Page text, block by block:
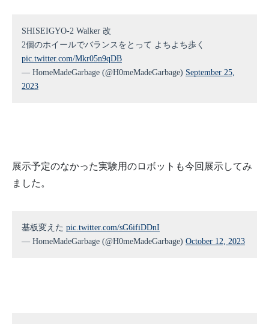
SHISEIGYO-2 Walker 改
2個のホイールでバランスをとって よちよち歩く
pic.twitter.com/Mkr05n9qDB
— HomeMadeGarbage (@H0meMadeGarbage) September 25,
2023
展示予定のなかった実験用のロボットも今回展示してみ
ました。
基板変えた pic.twitter.com/sG6ifiDDnI
— HomeMadeGarbage (@H0meMadeGarbage) October 12, 2023